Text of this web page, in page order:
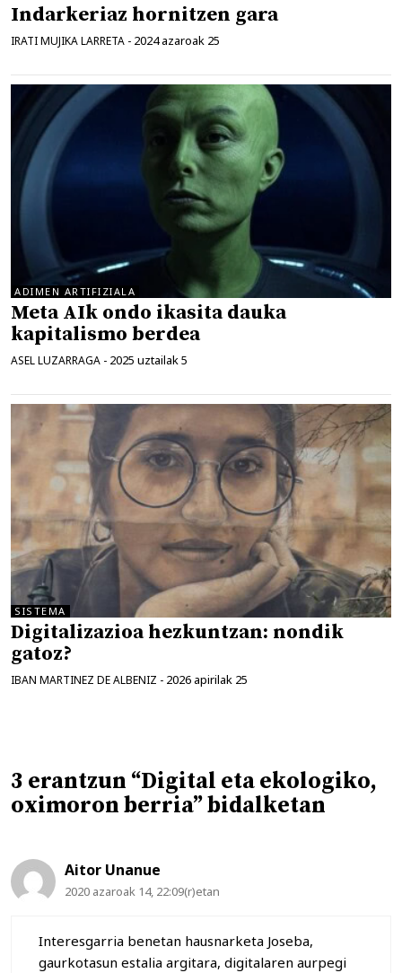
Indarkeriaz hornitzen gara
IRATI MUJIKA LARRETA - 2024 azaroak 25
ADIMEN ARTIFIZIALA
Meta AIk ondo ikasita dauka
kapitalismo berdea
ASEL LUZARRAGA - 2025 uztailak 5
SISTEMA
Digitalizazioa hezkuntzan: nondik
gatoz?
IBAN MARTINEZ DE ALBENIZ - 2026 apirilak 25
3 erantzun “Digital eta ekologiko,
oximoron berria” bidalketan
Aitor Unanue
2020 azaroak 14, 22:09(r)etan
Interesgarria benetan hausnarketa Joseba,
gaurkotasun estalia argitara, digitalaren aurpegi